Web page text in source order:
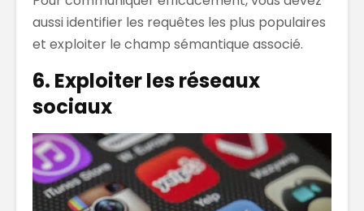
aussi identifier les requêtes les plus populaires
et exploiter le champ sémantique associé.
6. Exploiter les réseaux
sociaux